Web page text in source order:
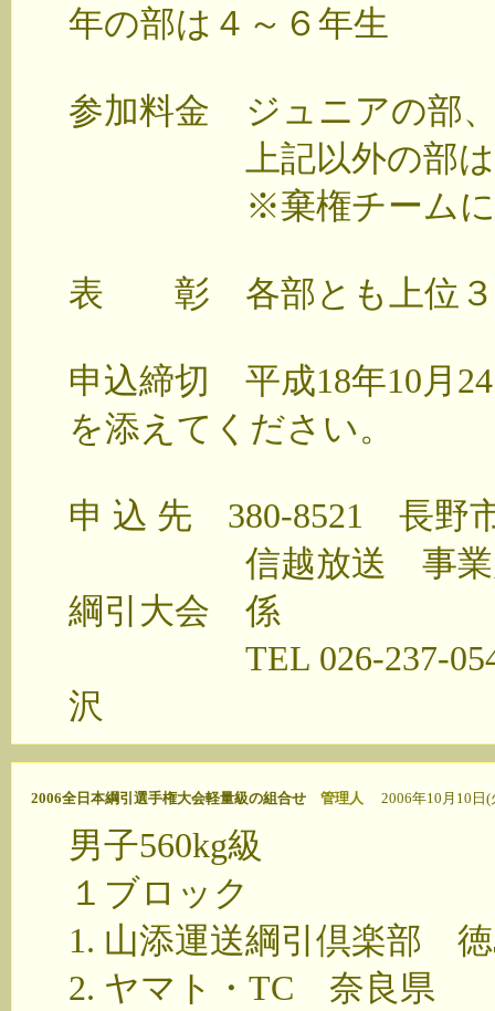
年の部は４～６年生
参加料金 ジュニアの部
上記以外の部は各
※棄権チームには参
表 彰 各部とも上位３
申込締切 平成18年10月
を添えてください。
申 込 先 380-8521 長野
信越放送 事業局事
綱引大会 係
TEL 026-237-0545、
沢
2006全日本綱引選手権大会軽量級の組合せ 管理人 2006年10月10日(
男子560kg級
１ブロック
1. 山添運送綱引倶楽部
2. ヤマト・TC 奈良県